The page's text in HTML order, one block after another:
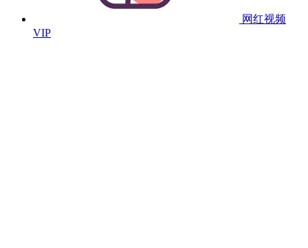
网红视频
VIP